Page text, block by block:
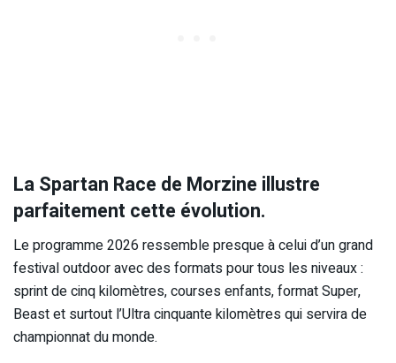
La Spartan Race de Morzine illustre
parfaitement cette évolution.
Le programme 2026 ressemble presque à celui d’un grand
festival outdoor avec des formats pour tous les niveaux :
sprint de cinq kilomètres, courses enfants, format Super,
Beast et surtout l’Ultra cinquante kilomètres qui servira de
championnat du monde.